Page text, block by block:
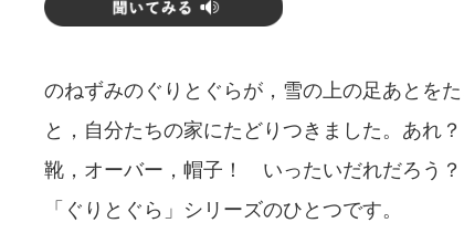
のねずみのぐりとぐらが，雪の上の足あとをた
と，自分たちの家にたどりつきました。あれ
靴，オーバー，帽子！ いったいだれだろう
「ぐりとぐら」シリーズのひとつです。